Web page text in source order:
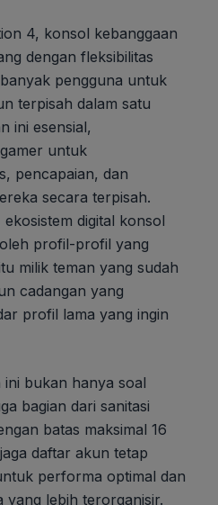
4, konsol kebanggaan
dengan fleksibilitas
pengguna untuk
terpisah dalam satu
ini esensial,
untuk
pencapaian, dan
secara terpisah.
digital konsol
profil-profil yang
milik teman yang sudah
cadangan yang
profil lama yang ingin
bukan hanya soal
bagian dari sanitasi
batas maksimal 16
daftar akun tetap
performa optimal dan
yang lebih terorganisir.